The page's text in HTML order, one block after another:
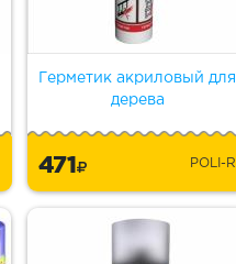
Герметик акриловый для
дерева
471 POLI-R